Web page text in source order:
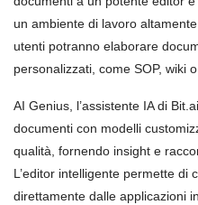
un ambiente di lavoro
utenti potranno elaborare
personalizzati, come SOP, wiki
AI Genius, l’assistente IA di
documenti con modelli
qualità, fornendo insight e
L’editor intelligente permette di
direttamente dalle applicazioni